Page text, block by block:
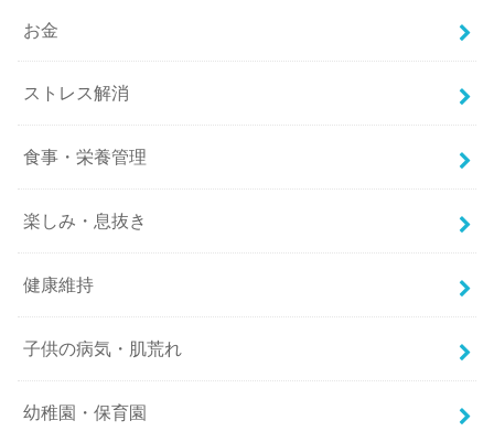
お金
ストレス解消
食事・栄養管理
楽しみ・息抜き
健康維持
子供の病気・肌荒れ
幼稚園・保育園